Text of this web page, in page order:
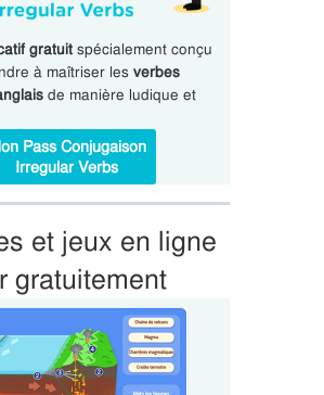
gratuitspécialement conçu
à maîtriser les verbes
de manière ludique et
Pass Conjugaison
Irregular Verbs
et jeux en ligne
gratuitement